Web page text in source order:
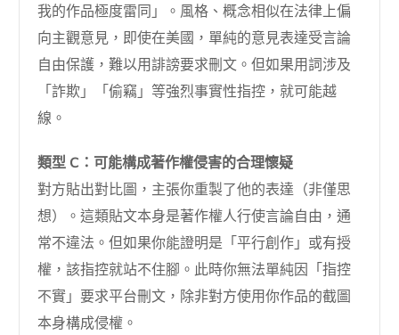
我的作品極度雷同」。風格、概念相似在法律上偏
向主觀意見，即使在美國，單純的意見表達受言論
自由保護，難以用誹謗要求刪文。但如果用詞涉及
「詐欺」「偷竊」等強烈事實性指控，就可能越
線。
類型 C：可能構成著作權侵害的合理懷疑
對方貼出對比圖，主張你重製了他的表達（非僅思
想）。這類貼文本身是著作權人行使言論自由，通
常不違法。但如果你能證明是「平行創作」或有授
權，該指控就站不住腳。此時你無法單純因「指控
不實」要求平台刪文，除非對方使用你作品的截圖
本身構成侵權。